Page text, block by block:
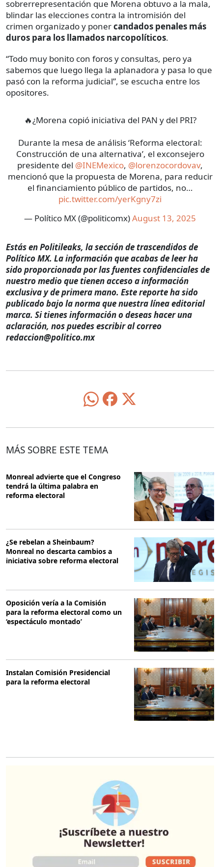
sobrerrepresentación que Morena obtuvo a la mala,
blindar las elecciones contra la intromisión del
crimen organizado y ponercandados penales más
duros para los llamados narcopolíticos.
“Todo muy bonito con foros y consultas, pero ya
sabemos que luego llega la aplanadora y pasa lo que
pasó con la reforma judicial”, se escucha entre los
opositores.
🔥¿Morena copió iniciativa del PAN y del PRI?
Durante la mesa de análisis ‘Reforma electoral:
Construcción de una alternativa’, el exconsejero
presidente del @INEMexico, @lorenzocordovav,
mencionó que la propuesta de Morena, para reducir
el financiamiento público de partidos, no…
pic.twitter.com/yerKgny7zi
— Político MX (@politicomx)August 13, 2025
Estás en Politileaks, la sección de trascendidos de
Político MX. La información que acabas de leer ha
sido proporcionada por las fuentes confidenciales de
nuestro medio que tienen acceso a información
exclusiva y de primera mano. Este reporte ha sido
publicado bajo la norma que nuestra línea editorial
marca. Si tienes información o deseas hacer una
aclaración, nos puedes escribir al correo
redaccion@politico.mx
MÁS SOBRE ESTE TEMA
Monreal advierte que el Congreso
tendrá la última palabra en
reforma electoral
¿Se rebelan a Sheinbaum?
Monreal no descarta cambios a
iniciativa sobre reforma electoral
Oposición vería a la Comisión
para la reforma electoral como un
‘espectáculo montado’
Instalan Comisión Presidencial
para la reforma electoral